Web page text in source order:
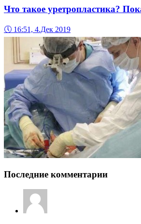
Что такое уретропластика?
🕔 16:51, 4.Дек 2019
Последние комментарии